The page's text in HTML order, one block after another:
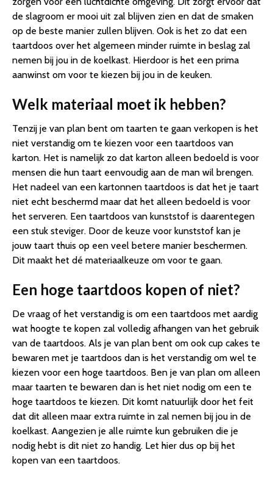
de slagroom er mooi uit zal blijven zien en dat de smaken
op de beste manier zullen blijven. Ook is het zo dat een
taartdoos over het algemeen minder ruimte in beslag zal
nemen bij jou in de koelkast. Hierdoor is het een prima
aanwinst om voor te kiezen bij jou in de keuken.
Welk materiaal moet ik hebben?
Tenzij je van plan bent om taarten te gaan verkopen is het
niet verstandig om te kiezen voor een taartdoos van
karton. Het is namelijk zo dat karton alleen bedoeld is voor
mensen die hun taart eenvoudig aan de man wil brengen.
Het nadeel van een kartonnen taartdoos is dat het je taart
niet echt beschermd maar dat het alleen bedoeld is voor
het serveren. Een taartdoos van kunststof is daarentegen
een stuk steviger. Door de keuze voor kunststof kan je
jouw taart thuis op een veel betere manier beschermen.
Dit maakt het dé materiaalkeuze om voor te gaan.
Een hoge taartdoos kopen of niet?
De vraag of het verstandig is om een taartdoos met aardig
wat hoogte te kopen zal volledig afhangen van het gebruik
van de taartdoos. Als je van plan bent om ook cup cakes te
bewaren met je taartdoos dan is het verstandig om wel te
kiezen voor een hoge taartdoos. Ben je van plan om alleen
maar taarten te bewaren dan is het niet nodig om een te
hoge taartdoos te kiezen. Dit komt natuurlijk door het feit
dat dit alleen maar extra ruimte in zal nemen bij jou in de
koelkast. Aangezien je alle ruimte kun gebruiken die je
nodig hebt is dit niet zo handig. Let hier dus op bij het
kopen van een taartdoos.